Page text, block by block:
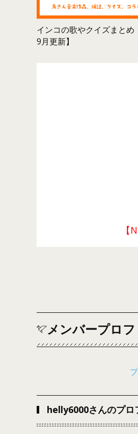
インコの歌やクイズまとめ
9月更新】
【
メンバープロ
helly6000さんのプロ